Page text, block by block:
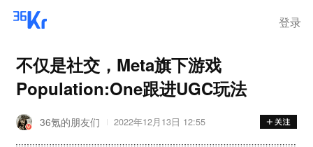
登录
不仅是社交，Meta旗下游戏
Population:One跟进UGC玩法
36氪的朋友们 2022年12月13日 12:55